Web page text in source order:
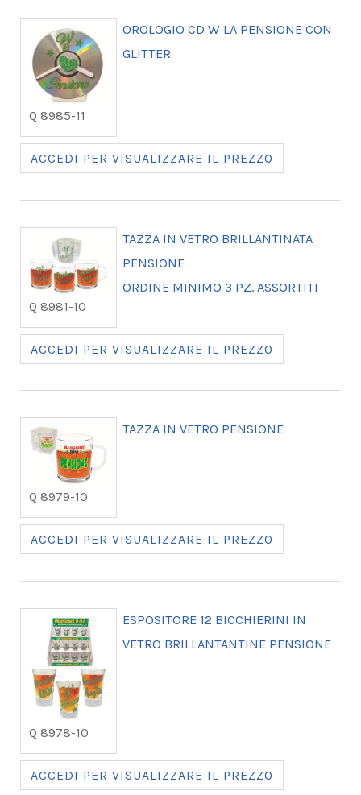
Q 8985-11
OROLOGIO CD W LA PENSIONE CON
GLITTER
ACCEDI PER VISUALIZZARE IL PREZZO
Q 8981-10
TAZZA IN VETRO BRILLANTINATA
PENSIONE
ORDINE MINIMO 3 PZ. ASSORTITI
ACCEDI PER VISUALIZZARE IL PREZZO
Q 8979-10
TAZZA IN VETRO PENSIONE
ACCEDI PER VISUALIZZARE IL PREZZO
Q 8978-10
ESPOSITORE 12 BICCHIERINI IN
VETRO BRILLANTANTINE PENSIONE
ACCEDI PER VISUALIZZARE IL PREZZO